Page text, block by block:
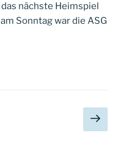
nächste Heimspiel
Sonntag war die ASG